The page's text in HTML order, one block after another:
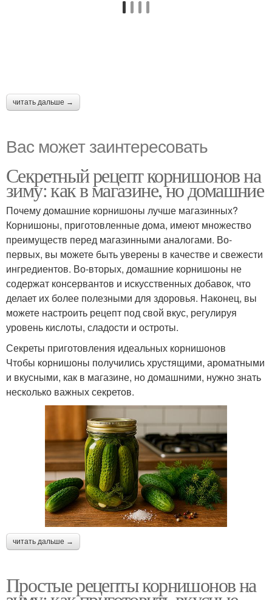
читать дальше →
Вас может заинтересовать
Секретный рецепт корнишонов на
зиму: как в магазине, но домашние
Почему домашние корнишоны лучше магазинных?
Корнишоны, приготовленные дома, имеют множество
преимуществ перед магазинными аналогами. Во-
первых, вы можете быть уверены в качестве и свежести
ингредиентов. Во-вторых, домашние корнишоны не
содержат консервантов и искусственных добавок, что
делает их более полезными для здоровья. Наконец, вы
можете настроить рецепт под свой вкус, регулируя
уровень кислоты, сладости и остроты.
Секреты приготовления идеальных корнишонов
Чтобы корнишоны получились хрустящими, ароматными
и вкусными, как в магазине, но домашними, нужно знать
несколько важных секретов.
читать дальше →
Простые рецепты корнишонов на